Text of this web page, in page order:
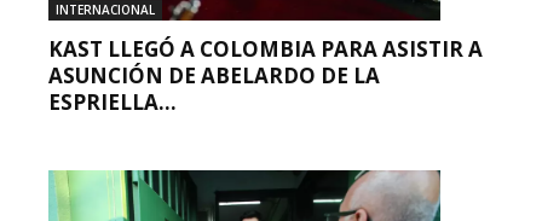
INTERNACIONAL
KAST LLEGÓ A COLOMBIA PARA ASISTIR A
ASUNCIÓN DE ABELARDO DE LA
ESPRIELLA...